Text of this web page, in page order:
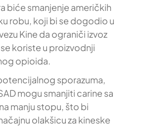
biće smanjenje američkih
robu, koji bi se dogodio u
Kine da ograniči izvoz
koriste u proizvodnji
opioida.
sporazuma,
mogu smanjiti carine sa
manju stopu, što bi
olakšicu za kineske